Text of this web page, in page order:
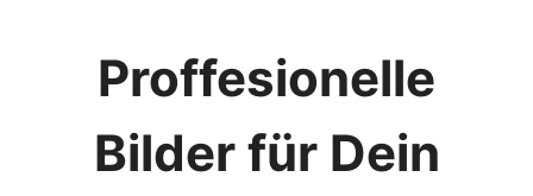
Proffesionelle
Bilder für Dein